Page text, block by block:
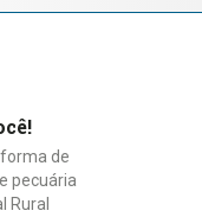
de
pecuária
Rural